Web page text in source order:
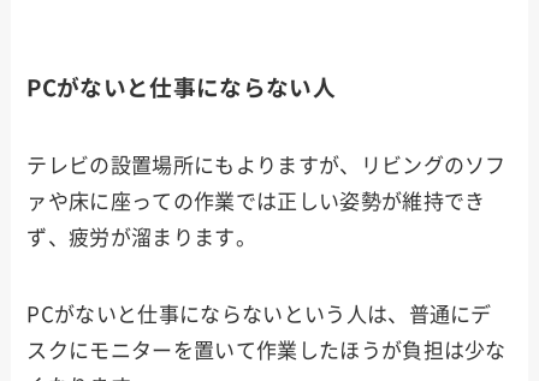
PCがないと仕事にならない人
テレビの設置場所にもよりますが、リビングのソフ
ァや床に座っての作業では正しい姿勢が維持でき
ず、疲労が溜まります。
PCがないと仕事にならないという人は、普通にデ
スクにモニターを置いて作業したほうが負担は少な